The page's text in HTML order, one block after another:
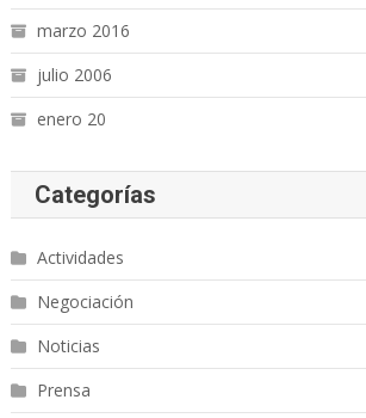
marzo 2016
julio 2006
enero 20
Categorías
Actividades
Negociación
Noticias
Prensa